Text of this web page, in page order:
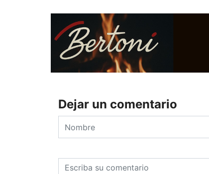
Dejar un comentario